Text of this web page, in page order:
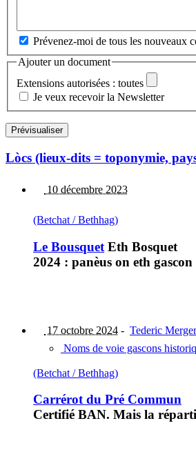
Prévenez-moi de tous les nouveaux
Ajouter un document
Extensions autorisées : toutes
Je veux recevoir la Newsletter
Lòcs (lieux-dits = toponymie,
10 décembre 2023
(Betchat / Bethhag)
Le Bousquet Eth Bosquet
2024 : panèus on eth
17 octobre 2024 - Tederic Merger
Noms de voie gascons
(Betchat / Bethhag)
Carrérot du Pré Commun
Certifié BAN. Mais la